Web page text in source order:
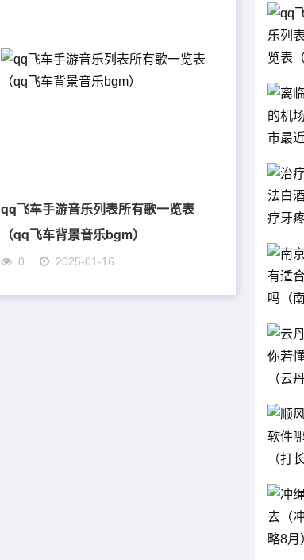
qq飞车手游音乐列表所有歌一览表
（qq飞车背景音乐bgm）
0 2025-01-16